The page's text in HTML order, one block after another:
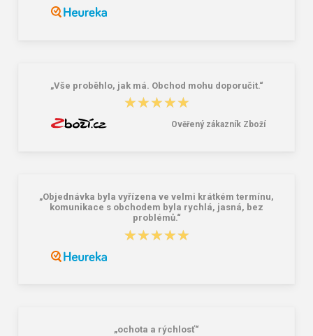
„Vše proběhlo, jak má. Obchod mohu doporučit.“
★★★★★
★★★★★
Ověřený zákazník Zboží
„Objednávka byla vyřízena ve velmi krátkém termínu,
komunikace s obchodem byla rychlá, jasná, bez
problémů.“
★★★★★
★★★★★
„ochota a rýchlosť“